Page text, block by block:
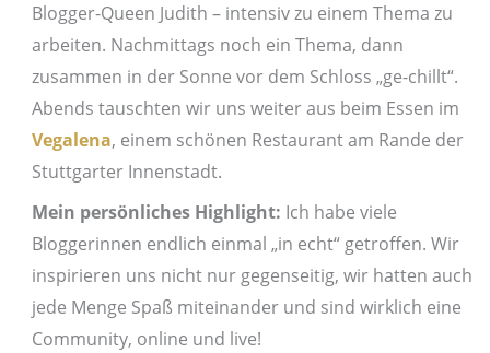
Blogger-Queen Judith – intensiv zu einem Thema zu
arbeiten. Nachmittags noch ein Thema, dann
zusammen in der Sonne vor dem Schloss „ge-chillt“.
Abends tauschten wir uns weiter aus beim Essen im
Vegalena, einem schönen Restaurant am Rande der
Stuttgarter Innenstadt.
Mein persönliches Highlight: Ich habe viele
Bloggerinnen endlich einmal „in echt“ getroffen. Wir
inspirieren uns nicht nur gegenseitig, wir hatten auch
jede Menge Spaß miteinander und sind wirklich eine
Community, online und live!